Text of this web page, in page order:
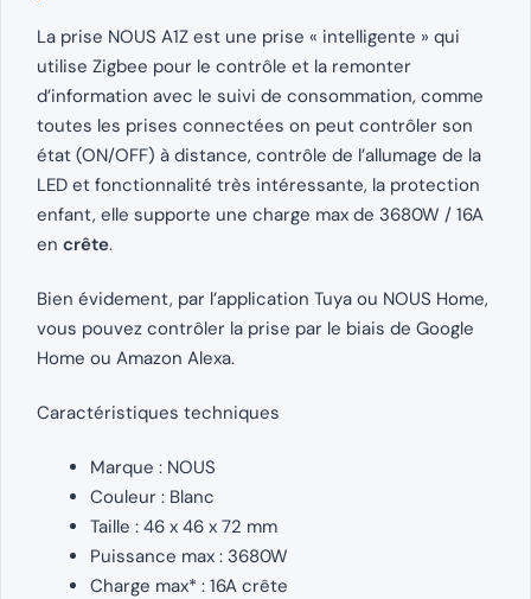
La prise NOUS A1Z est une prise « intelligente » qui
utilise Zigbee pour le contrôle et la remonter
d’information avec le suivi de consommation, comme
toutes les prises connectées on peut contrôler son
état (ON/OFF) à distance, contrôle de l’allumage de la
LED et fonctionnalité très intéressante, la protection
enfant, elle supporte une charge max de 3680W / 16A
en crête.
Bien évidement, par l’application Tuya ou NOUS Home,
vous pouvez contrôler la prise par le biais de Google
Home ou Amazon Alexa.
Caractéristiques techniques
Marque : NOUS
Couleur : Blanc
Taille : 46 x 46 x 72 mm
Puissance max : 3680W
Charge max* : 16A crête